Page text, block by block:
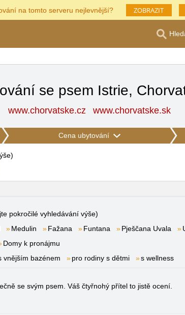
na tomto serveru nejlevnější? ZOBRAZIT
se psem Istrie,
www.chorvatske.cz www.chorvatske.sk
Cena ubytování
)
pokročilé vyhledávání výše)
Medulin Fažana Funtana Pješčana Uvala
Domy k pronájmu
vnějším bazénem pro rodiny s dětmi s wellness
se svým psem. Váš čtyřnohý přítel to jistě ocení.